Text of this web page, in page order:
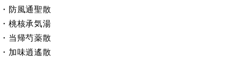
・防風通聖散
・桃核承気湯
・当帰芍薬散
・加味逍遙散